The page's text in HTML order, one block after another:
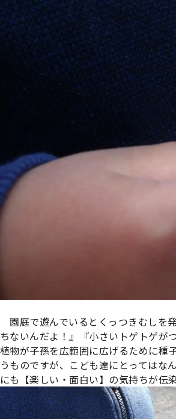
園庭で遊んでいるとくっつきむしを
ちないんだよ！』『小さいトゲトゲが
植物が子孫を広範囲に広げるために種
うものですが、こども達にとってはな
にも【楽しい・面白い】の気持ちが伝